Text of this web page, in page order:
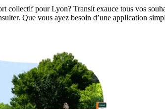
collectif pour Lyon? Transit exauce tous vos
Que vous ayez besoin d’une application